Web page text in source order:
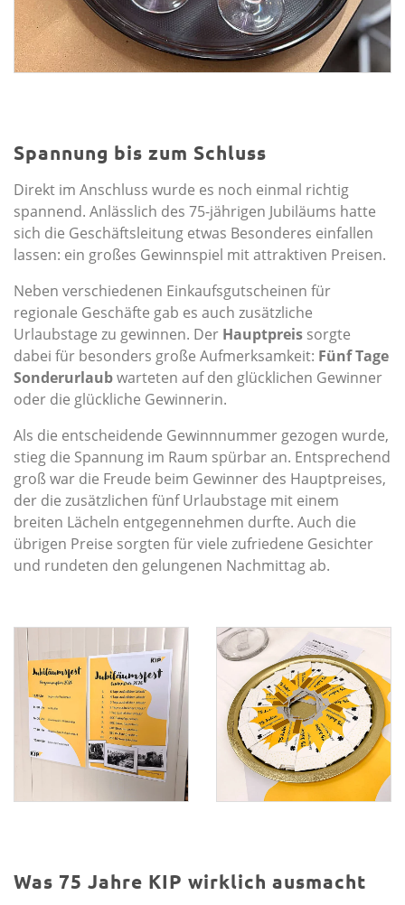
Spannung bis zum Schluss
Direkt im Anschluss wurde es noch einmal richtig
spannend. Anlässlich des 75-jährigen Jubiläums hatte
sich die Geschäftsleitung etwas Besonderes einfallen
lassen: ein großes Gewinnspiel mit attraktiven Preisen.
Neben verschiedenen Einkaufsgutscheinen für
regionale Geschäfte gab es auch zusätzliche
Urlaubstage zu gewinnen. Der Hauptpreis sorgte
dabei für besonders große Aufmerksamkeit: Fünf Tage
Sonderurlaubwarteten auf den glücklichen Gewinner
oder die glückliche Gewinnerin.
Als die entscheidende Gewinnnummer gezogen wurde,
stieg die Spannung im Raum spürbar an. Entsprechend
groß war die Freude beim Gewinner des Hauptpreises,
der die zusätzlichen fünf Urlaubstage mit einem
breiten Lächeln entgegennehmen durfte. Auch die
übrigen Preise sorgten für viele zufriedene Gesichter
und rundeten den gelungenen Nachmittag ab.
Was 75 Jahre KIP wirklich ausmacht